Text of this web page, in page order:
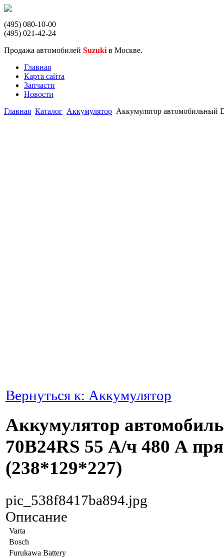
(495) 080-10-00
(495) 021-42-24
Продажа автомобилей Suzuki в Москве.
Главная
Карта сайта
Запчасти
Новости
Главная Каталог Аккумулятор Аккумулятор автомобильный
Вернуться к: Аккумулятор
Аккумулятор
70B24RS 55 А/ч 480 А
(238*129*227)
pic_538f8417ba894.jpg
Описание
Varta
Bosch
Furukawa Battery